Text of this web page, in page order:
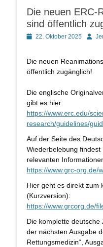
Die neuen ERC-
sind öffentlich
Posted22. Oktober 2025 Autor
Die neuen
öffentlich zugänglich!
Die englische
gibt es hier:
https://www.erc.edu/
research/guidelines/
Auf der Seite des
Wiederbelebung
relevanten
https://www.grc-org.de/
Hier geht es direkt zum
(Kurzversion):
https://www.grcorg.de/
Die komplette
der nächsten Ausgabe
Rettungsmedizin“,